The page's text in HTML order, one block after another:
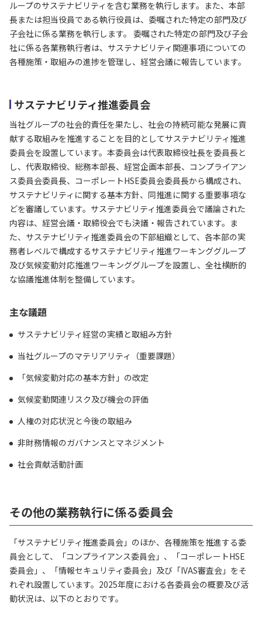
ループのサステナビリティを含む業務を執行します。また、本部
長または担当役員である執行役員は、委嘱された特定の部門及び
子会社に係る業務を執行します。 委嘱された特定の部門及び子会
社に係る各業務執行者は、サステナビリティ関連事項についての
各種施策・取組みの進捗を管理し、経営会議に報告しています。
サステナビリティ推進委員会
当社グループの社会的責任を果たし、社会の持続可能な発展に貢
献する取組みを推進することを目的としてサステナビリティ推進
委員会を設置しています。本委員会は代表取締役社長を委員長と
し、代表取締役、総務本部長、経営企画本部長、コンプライアン
ス委員会委員長、コーポレートHSE委員会委員長から構成され、
サステナビリティに関する基本方針、同推進に関する重要事項な
どを審議しています。サステナビリティ推進委員会で議論された
内容は、経営会議・取締役会でも決議・報告されています。ま
た、サステナビリティ推進委員会の下部組織として、各本部の実
務者レベルで構成するサステナビリティ推進ワーキンググループ
及び気候変動対応推進ワーキンググループを設置し、全社横断的
な協議推進体制を整備しています。
主な議題
サステナビリティ経営の実績と取組み方針
当社グループのマテリアリティ（重要課題）
「気候変動対応の基本方針」の改定
気候変動関連リスク及び機会の評価
人権の対応状況と今後の取組み
非財務情報のガバナンスとマネジメント
社会貢献活動計画
その他の業務執行に係る委員会
「サステナビリティ推進委員会」のほか、各種施策を推進する委
員会として、「コンプライアンス委員会」、「コーポレートHSE
委員会」、「情報セキュリティ委員会」及び「IVAS審査会」をそ
れぞれ設置しています。2025年度における各委員会の概要及び活
動状況は、以下のとおりです。